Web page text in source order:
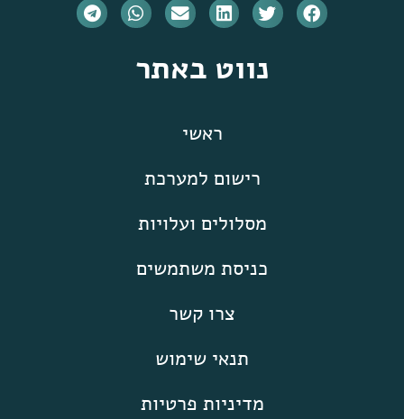
נווט באתר
ראשי
רישום למערכת
מסלולים ועלויות
כניסת משתמשים
צרו קשר
תנאי שימוש
מדיניות פרטיות